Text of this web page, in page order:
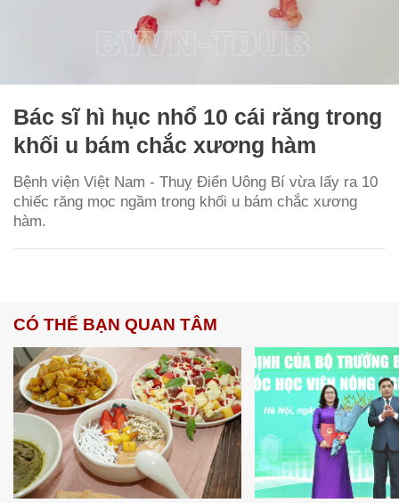
Bác sĩ hì hục nhổ 10 cái răng trong
khối u bám chắc xương hàm
Bệnh viện Việt Nam - Thuỵ Điển Uông Bí vừa lấy ra 10
chiếc răng mọc ngầm trong khối u bám chắc xương
hàm.
CÓ THỂ BẠN QUAN TÂM